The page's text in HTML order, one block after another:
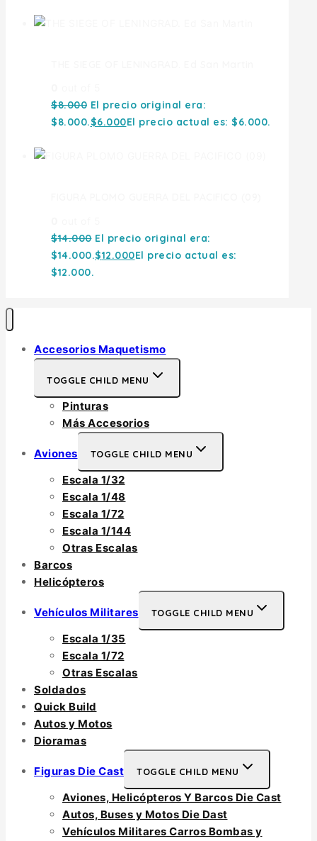
$8.000 El precio original era:
$8.000.$6.000El precio actual es: $6.000.
$14.000 El precio original era:
$14.000.$12.000El precio actual es:
$12.000.
Accesorios Maquetismo
TOGGLE CHILD MENU
Pinturas
Más Accesorios
Aviones TOGGLE CHILD MENU
Escala 1/32
Escala 1/48
Escala 1/72
Escala 1/144
Otras Escalas
Barcos
Helicópteros
Vehículos Militares TOGGLE CHILD MENU
Escala 1/35
Escala 1/72
Otras Escalas
Soldados
Quick Build
Autos y Motos
Dioramas
Figuras Die Cast TOGGLE CHILD MENU
Aviones, Helicópteros Y Barcos Die Cast
Autos, Buses y Motos Die Dast
Vehículos Militares Carros Bombas y